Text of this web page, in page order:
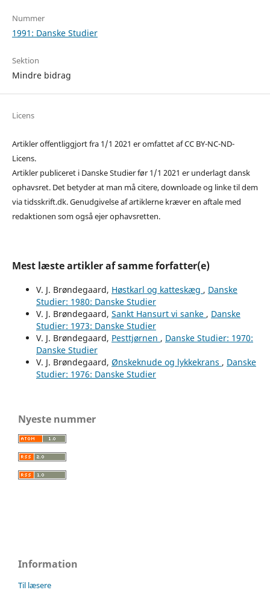
Nummer
1991: Danske Studier
Sektion
Mindre bidrag
Licens
Artikler offentliggjort fra 1/1 2021 er omfattet af CC BY-NC-ND-
Licens.
Artikler publiceret i Danske Studier før 1/1 2021 er underlagt dansk
ophavsret. Det betyder at man må citere, downloade og linke til dem
via tidsskrift.dk. Genudgivelse af artiklerne kræver en aftale med
redaktionen som også ejer ophavsretten.
Mest læste artikler af samme forfatter(e)
V. J. Brøndegaard, Høstkarl og katteskæg , Danske
Studier: 1980: Danske Studier
V. J. Brøndegaard, Sankt Hansurt vi sanke , Danske
Studier: 1973: Danske Studier
V. J. Brøndegaard, Pesttjørnen , Danske Studier: 1970:
Danske Studier
V. J. Brøndegaard, Ønskeknude og lykkekrans , Danske
Studier: 1976: Danske Studier
Nyeste nummer
Information
Til læsere